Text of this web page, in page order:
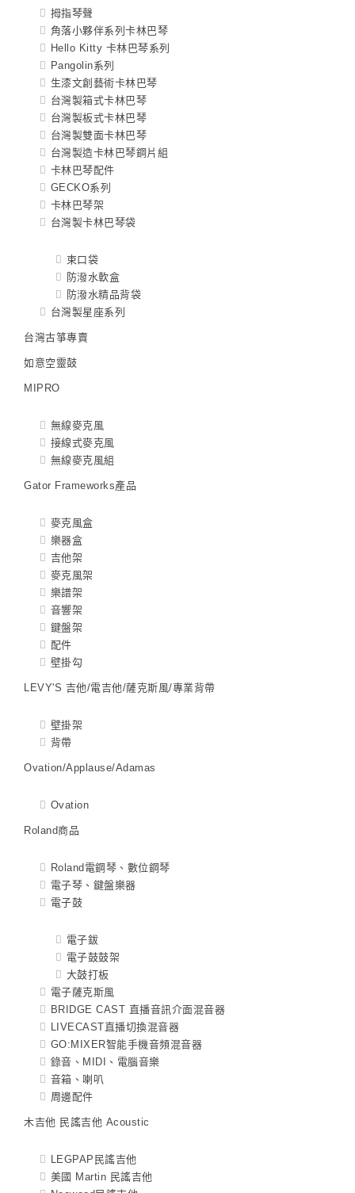
拇指琴聲
角落小夥伴系列卡林巴琴
Hello Kitty 卡林巴琴系列
Pangolin系列
生漆文創藝術卡林巴琴
台灣製箱式卡林巴琴
台灣製板式卡林巴琴
台灣製雙面卡林巴琴
台灣製造卡林巴琴鋼片組
卡林巴琴配件
GECKO系列
卡林巴琴架
台灣製卡林巴琴袋
束口袋
防潑水軟盒
防潑水精品背袋
台灣製星座系列
台灣古箏專賣
如意空靈鼓
MIPRO
無線麥克風
接線式麥克風
無線麥克風組
Gator Frameworks產品
麥克風盒
樂器盒
吉他架
麥克風架
樂譜架
音響架
鍵盤架
配件
壁掛勾
LEVY'S 吉他/電吉他/薩克斯風/專業背帶
壁掛架
背帶
Ovation/Applause/Adamas
Ovation
Roland商品
Roland電鋼琴、數位鋼琴
電子琴、鍵盤樂器
電子鼓
電子鈸
電子鼓鼓架
大鼓打板
電子薩克斯風
BRIDGE CAST 直播音訊介面混音器
LIVECAST直播切換混音器
GO:MIXER智能手機音頻混音器
錄音、MIDI、電腦音樂
音箱、喇叭
周邊配件
木吉他 民謠吉他 Acoustic
LEGPAP民謠吉他
美國 Martin 民謠吉他